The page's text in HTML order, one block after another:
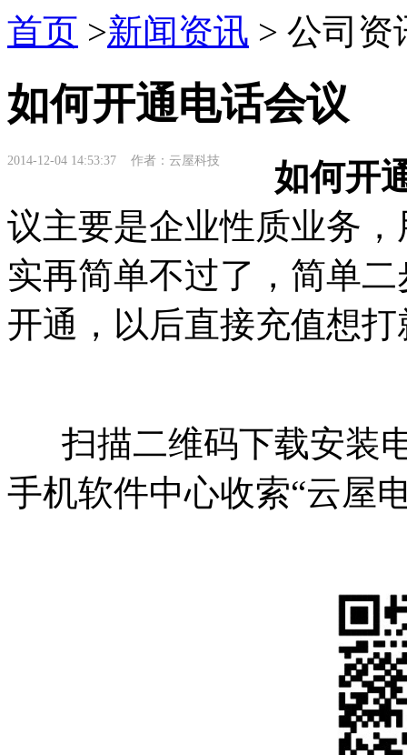
首页 >新闻资讯 > 公司资
如何开通电话会议
2014-12-04 14:53:37 作者：云屋科技
如何开
议主要是企业性质业务
实再简单不过了，简单
开通，以后直接充值想打
扫描二维码下载安装
手机软件中心收索“云屋